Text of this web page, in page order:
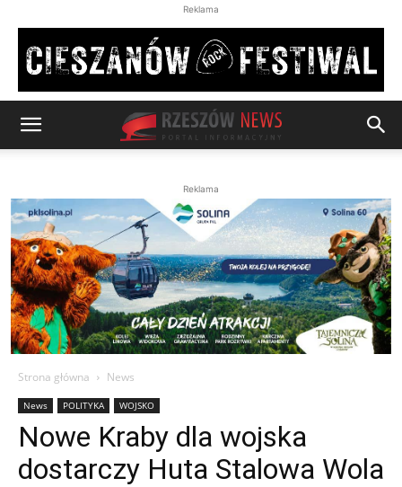
Reklama
Reklama
Strona główna News
News POLITYKA WOJSKO
Nowe Kraby dla wojska
dostarczy Huta Stalowa Wola